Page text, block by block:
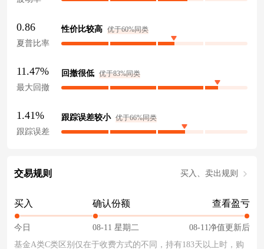
0.86
夏普比率
性价比较高 优于60%同类
11.47%
最大回撤
回撤很低 优于83%同类
1.41%
跟踪误差
跟踪误差较小 优于66%同类
交易规则 买入、卖出规则
买入
今日
确认份额
08-11 星期二
查看盈亏
08-11净值更新后
基金A类C类区别仅在于收费方式的不同，持有183天以上时，购